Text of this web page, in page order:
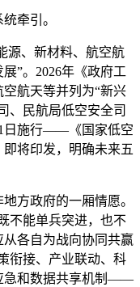
牵引。
源、新材料、航空航
”。2026年《政府工
航天等并列为“新兴
、民航局低空安全司
日施行——《国家低空
将印发，明确未来五
方政府的一厢情愿。
不能单兵突进，也不
各自为战向协同共赢
衔接、产业联动、科
急和数据共享机制——